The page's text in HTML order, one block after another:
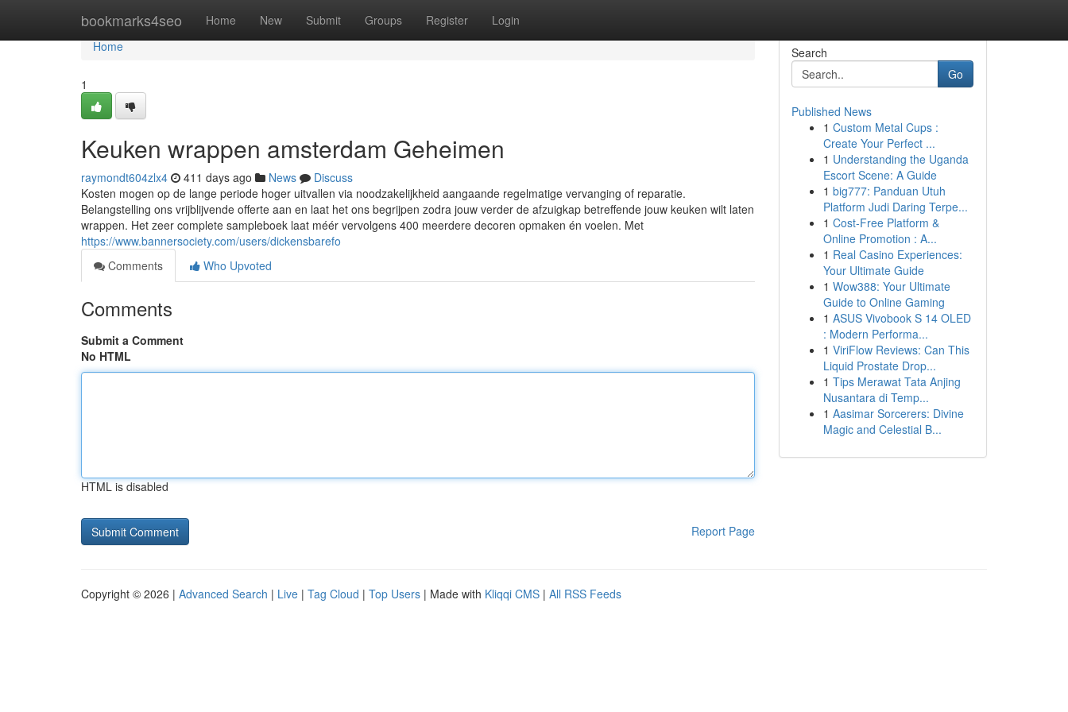
bookmarks4seo Home New Submit Groups Register Login
Home
Home
1
Keuken wrappen amsterdam Geheimen
raymondt604zlx4 411 days ago News
Discuss
Kosten mogen op de lange periode hoger uitvallen via noodzakelijkheid aangaande regelmatige vervanging of reparatie.
Belangstelling ons vrijblijvende offerte aan en laat het ons begrijpen zodra jouw verder de afzuigkap betreffende jouw keuken wilt laten
wrappen. Het zeer complete sampleboek laat méér vervolgens 400 meerdere decoren opmaken én voelen. Met
https://www.bannersociety.com/users/dickensbarefo
Comments
Who Upvoted
Comments
Submit a Comment
No HTML
HTML is disabled
Report Page
Search
Go
Published News
1 Custom Metal Cups :
Create Your Perfect ...
1 Understanding the Uganda
Escort Scene: A Guide
1 big777: Panduan Utuh
Platform Judi Daring Terpe...
1 Cost-Free Platform &
Online Promotion : A...
1 Real Casino Experiences:
Your Ultimate Guide
1 Wow388: Your Ultimate
Guide to Online Gaming
1 ASUS Vivobook S 14 OLED
: Modern Performa...
1 ViriFlow Reviews: Can This
Liquid Prostate Drop...
1 Tips Merawat Tata Anjing
Nusantara di Temp...
1 Aasimar Sorcerers: Divine
Magic and Celestial B...
Copyright © 2026 | Advanced Search | Live | Tag Cloud | Top Users | Made with Kliqqi CMS | All RSS Feeds